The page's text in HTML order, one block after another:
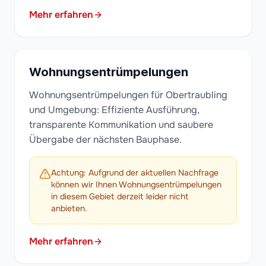
Mehr erfahren
Wohnungsentrümpelungen
Wohnungsentrümpelungen für Obertraubling
und Umgebung: Effiziente Ausführung,
transparente Kommunikation und saubere
Übergabe der nächsten Bauphase.
Achtung: Aufgrund der aktuellen Nachfrage
können wir Ihnen Wohnungsentrümpelungen
in diesem Gebiet derzeit leider nicht
anbieten.
Mehr erfahren